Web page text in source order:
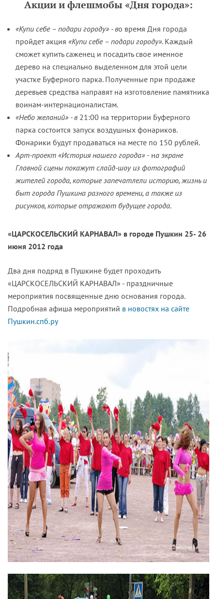
Акции и флешмобы «Дня города»:
«Купи себе – подари городу» - во время Дня города
пройдет акция «Купи себе – подари городу». Каждый
сможет купить саженец и посадить свое именное
дерево на специально выделенном для этой цели
участке Буферного парка. Полученные при продаже
деревьев средства направят на изготовление памятника
воинам-интернационалистам.
«Небо желаний» - в 21:00 на территории Буферного
парка состоится запуск воздушных фонариков.
Фонарики будут продаваться на месте по 150 рублей.
Арт-проект «История нашего города» - на экране
Главной сцены покажут слайд-шоу из фотографий
жителей города, которые запечатлели историю, жизнь и
быт города Пушкина разного времени, а также из
рисунков, которые отражают будущее города.
«ЦАРСКОСЕЛЬСКИЙ КАРНАВАЛ» в городе Пушкин 25- 26
июня 2012 года
Два дня подряд в Пушкине будет проходить
«ЦАРСКОСЕЛЬСКИЙ КАРНАВАЛ» - праздничные
мероприятия посвященные дню основания города.
Подробная афиша мероприятий в новостях на сайте
Пушкин.спб.ру